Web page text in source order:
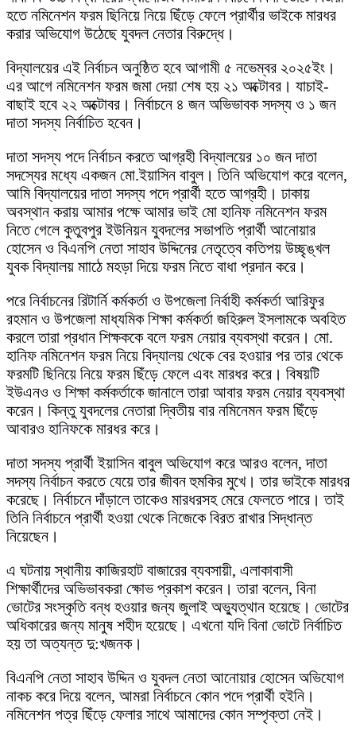
হতে নমিনেশন ফরম ছিনিয়ে নিয়ে ছিঁড়ে ফেলে প্রার্থীর ভাইকে মারধর
করার অভিযোগ উঠেছে যুবদল নেতার বিরুদ্ধে।
বিদ্যালয়ের এই নির্বাচন অনুষ্ঠিত হবে আগামী ৫ নভেম্বর ২০২৫ইং।
এর আগে নমিনেশন ফরম জমা দেয়া শেষ হয় ২১ অক্টোবর। যাচাই-
বাছাই হবে ২২ অক্টোবর। নির্বাচনে ৪ জন অভিভাবক সদস্য ও ১ জন
দাতা সদস্য নির্বাচিত হবেন।
দাতা সদস্য পদে নির্বাচন করতে আগ্রহী বিদ্যালয়ের ১০ জন দাতা
সদস্যের মধ্যে একজন মো.ইয়াসিন বাবুল। তিনি অভিযোগ করে বলেন,
আমি বিদ্যালয়ের দাতা সদস্য পদে প্রার্থী হতে আগ্রহী। ঢাকায়
অবস্থান করায় আমার পক্ষে আমার ভাই মো হানিফ নমিনেশন ফরম
নিতে গেলে কুতুবপুর ইউনিয়ন যুবদলের সভাপতি প্রার্থী আনোয়ার
হোসেন ও বিএনপি নেতা সাহাব উদ্দিনের নেতৃত্বে কতিপয় উচ্ছৃঙ্খল
যুবক বিদ্যালয় মাাঠে মহড়া দিয়ে ফরম নিতে বাধা প্রদান করে।
পরে নির্বাচনের রিটার্নি কর্মকর্তা ও উপজেলা নির্বাহী কর্মকর্তা আরিফুর
রহমান ও উপজেলা মাধ্যমিক শিক্ষা কর্মকর্তা জহিরুল ইসলামকে অবহিত
করলে তারা প্রধান শিক্ষককে বলে ফরম নেয়ার ব্যবস্থা করেন। মো.
হানিফ নমিনেশন ফরম নিয়ে বিদ্যালয় থেকে বের হওয়ার পর তার থেকে
ফরমটি ছিনিয়ে নিয়ে ফরম ছিঁড়ে ফেলে এবং মারধর করে। বিষয়টি
ইউএনও ও শিক্ষা কর্মকর্তাকে জানালে তারা আবার ফরম নেয়ার ব্যবস্থা
করেন। কিন্তু যুবদলের নেতারা দ্বিতীয় বার নমিনেমন ফরম ছিঁড়ে
আবারও হানিফকে মারধর করে।
দাতা সদস্য প্রার্থী ইয়াসিন বাবুল অভিযোগ করে আরও বলেন, দাতা
সদস্য নির্বাচন করতে যেয়ে তার জীবন হুমকির মুখে। তার ভাইকে মারধর
করেছে। নির্বাচনে দাঁড়ালে তাকেও মারধরসহ মেরে ফেলতে পারে। তাই
তিনি নির্বাচনে প্রার্থী হওয়া থেকে নিজেকে বিরত রাখার সিদ্ধান্ত
নিয়েছেন।
এ ঘটনায় স্থানীয় কাজিরহাট বাজারের ব্যবসায়ী, এলাকাবাসী
শিক্ষার্থীদের অভিভাবকরা ক্ষোভ প্রকাশ করেন। তারা বলেন, বিনা
ভোটের সংস্কৃতি বন্ধ হওয়ার জন্য জুলাই অভ্যুত্থান হয়েছে। ভোটের
অধিকারের জন্য মানুষ শহীদ হয়েছে। এখনো যদি বিনা ভোটে নির্বাচিত
হয় তা অত্যন্ত দু:খজনক।
বিএনপি নেতা সাহাব উদ্দিন ও যুবদল নেতা আনোয়ার হোসেন অভিযোগ
নাকচ করে দিয়ে বলেন, আমরা নির্বাচনে কোন পদে প্রার্থী হইনি।
নমিনেশন পত্র ছিঁড়ে ফেলার সাথে আমাদের কোন সম্পৃক্তা নেই।